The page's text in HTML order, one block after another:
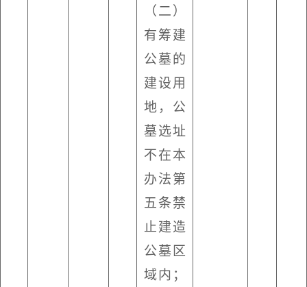
（二）
有筹建
公墓的
建设用
地，公
墓选址
不在本
办法第
五条禁
止建造
公墓区
域内；